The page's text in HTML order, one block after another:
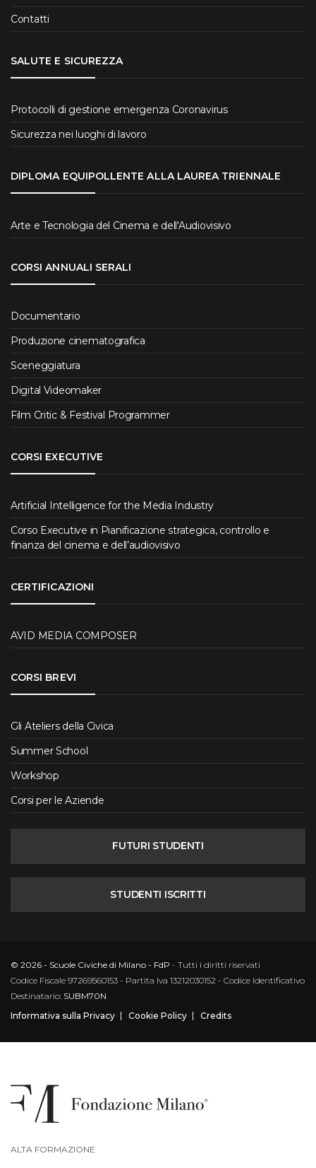
Contatti
SALUTE E SICUREZZA
Protocolli di gestione emergenza Coronavirus
Sicurezza nei luoghi di lavoro
DIPLOMA EQUIPOLLENTE ALLA LAUREA TRIENNALE
Arte e Tecnologia del Cinema e dell'Audiovisivo
CORSI ANNUALI SERALI
Documentario
Produzione cinematografica
Sceneggiatura
Digital Videomaker
Film Critic & Festival Programmer
CORSI EXECUTIVE
Artificial Intelligence for the Media Industry
Corso Executive in Pianificazione strategica, controllo e
finanza del cinema e dell’audiovisivo
CERTIFICAZIONI
AVID MEDIA COMPOSER
CORSI BREVI
Gli Ateliers della Civica
Summer School
Workshop
Corsi per le Aziende
FUTURI STUDENTI
STUDENTI ISCRITTI
© 2026 - Scuole Civiche di Milano - FdP - Tutti i diritti riservati
Codice Fiscale 97269560153 - Partita Iva 13212030152 - Codice Identificativo
Destinatario: SUBM70N
Informativa sulla Privacy
Cookie Policy Credits
ALTA FORMAZIONE